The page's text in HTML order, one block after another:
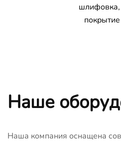
шлифовка,
покрытие
Наше
Наша компания оснащена